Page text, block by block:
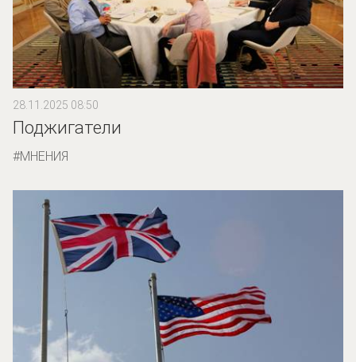
28.11.2025 08:50
Поджигатели
МНЕНИЯ